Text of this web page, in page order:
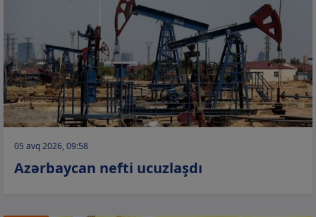
05 avq 2026, 09:58
Azərbaycan nefti ucuzlaşdı